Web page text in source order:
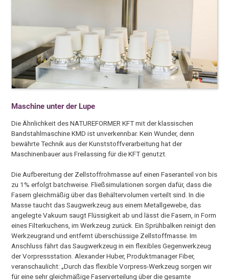
Maschine unter der Lupe
Die Ähnlichkeit des NATUREFORMER KFT mit der klassischen
Bandstahlmaschine KMD ist unverkennbar. Kein Wunder, denn
bewährte Technik aus der Kunststoffverarbeitung hat der
Maschinenbauer aus Freilassing für die KFT genutzt.
Die Aufbereitung der Zellstoffrohmasse auf einen Faseranteil von bis
zu 1% erfolgt batchweise. Fließsimulationen sorgen dafür, dass die
Fasern gleichmäßig über das Behältervolumen verteilt sind. In die
Masse taucht das Saugwerkzeug aus einem Metallgewebe, das
angelegte Vakuum saugt Flüssigkeit ab und lässt die Fasern, in Form
eines Filterkuchens, im Werkzeug zurück. Ein Sprühbalken reinigt den
Werkzeugrand und entfernt überschüssige Zellstoffmasse. Im
Anschluss fährt das Saugwerkzeug in ein flexibles Gegenwerkzeug
der Vorpressstation. Alexander Huber, Produktmanager Fiber,
veranschaulicht: „Durch das flexible Vorpress-Werkzeug sorgen wir
für eine sehr gleichmäßige Faserverteilung über die gesamte